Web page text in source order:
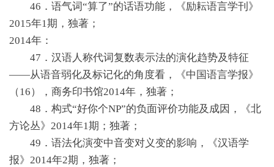
46．语气词“算了”的话语功能，《励耘语言学刊》
2015年1期，独著；
2014年：
47．汉语人称代词复数表示法的演化趋势及特征
——从语音弱化及标记化的角度看，《中国语言学报》
（16），商务印书馆2014年，独著；
48．构式“好你个NP”的负面评价功能及成因，《北
方论丛》2014年1期；独著；
49．语法化演变中音变对义变的影响，《汉语学
报》2014年2期，独著；